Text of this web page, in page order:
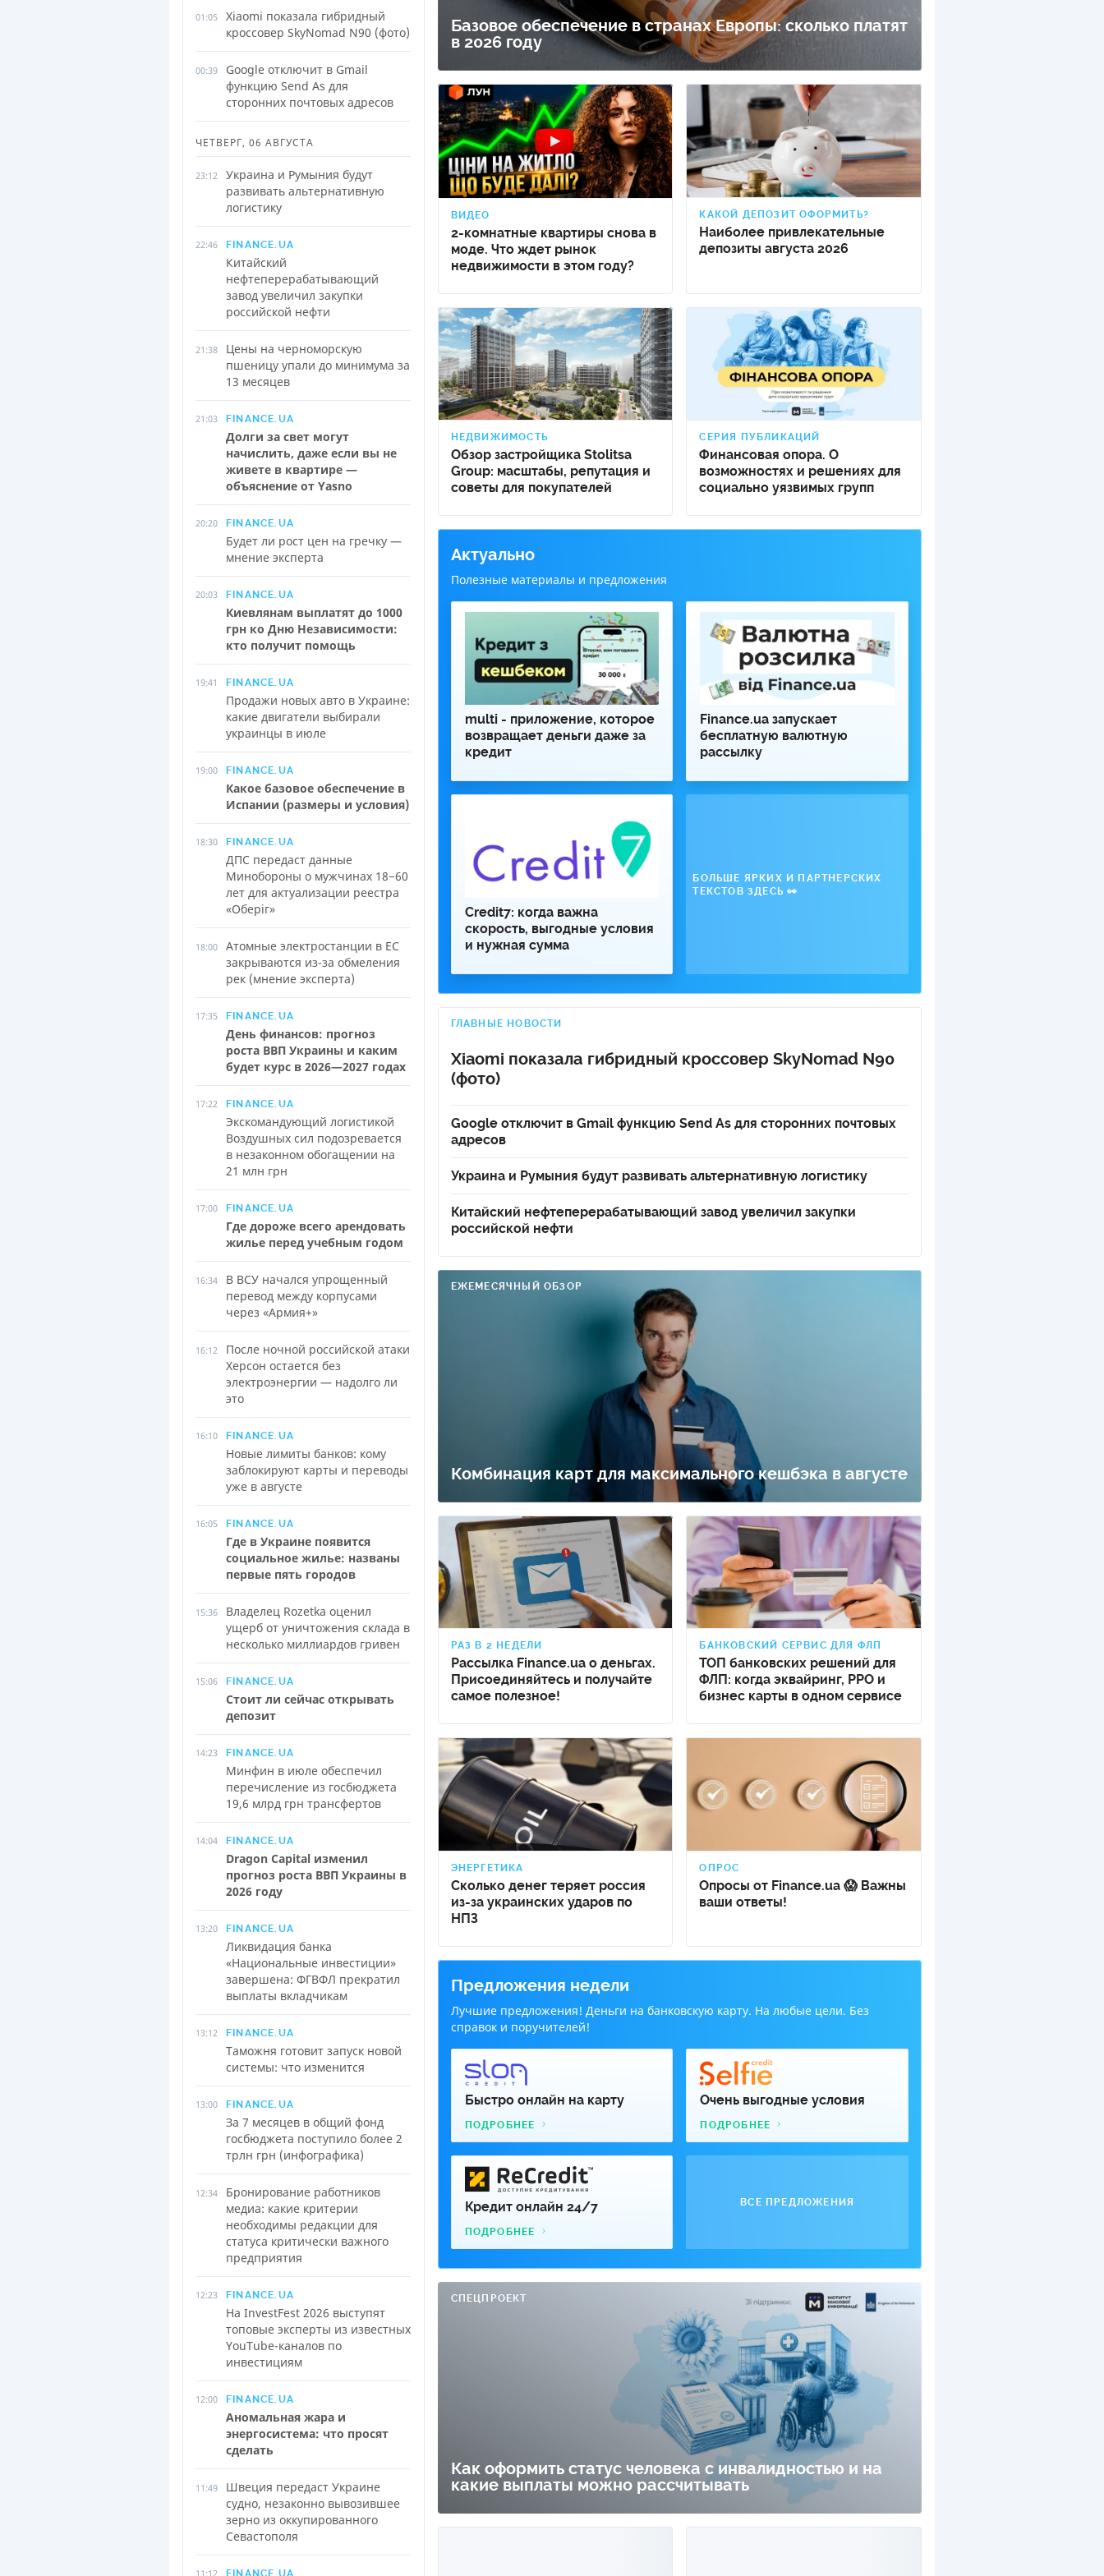
ЕЖЕМЕСЯЧНЫЙ ОБЗОР
КЕШБЭКА
ПУТЕВОДИТЕЛИ ПО
БАНКОВСКИМ КАРТАМ
ПУТЕВОДИТЕЛИ ПО
СТРАХОВАНИЮ
ВСЕ СТРАХОВЫЕ ПОЛИСЫ
СТРАХОВЫЕ КОМПАНИИ
ОТЗЫВЫ О СТРАХОВЫХ
КОМПАНИЯХ
ДОСТАВКА И ОПЛАТА
КОНТАКТЫ
01:05
Xiaomi показала гибридный
кроссовер SkyNomad N90 (фото)
00:39
Google отключит в Gmail
функцию Send As для
сторонних почтовых адресов
ЧЕТВЕРГ, 06 АВГУСТА
23:12
Украина и Румыния будут
развивать альтернативную
логистику
22:46 FINANCE.UA
Китайский
нефтеперерабатывающий
завод увеличил закупки
российской нефти
21:38
Цены на черноморскую
пшеницу упали до минимума за
13 месяцев
21:03 FINANCE.UA
Долги за свет могут
начислить, даже если вы не
живете в квартире —
объяснение от Yasno
20:20 FINANCE.UA
Будет ли рост цен на гречку —
мнение эксперта
20:03 FINANCE.UA
Киевлянам выплатят до 1000
грн ко Дню Независимости:
кто получит помощь
19:41 FINANCE.UA
Продажи новых авто в Украине:
какие двигатели выбирали
украинцы в июле
19:00 FINANCE.UA
Какое базовое обеспечение в
Испании (размеры и условия)
18:30 FINANCE.UA
ДПС передаст данные
Минобороны о мужчинах 18−60
лет для актуализации реестра
«Оберіг»
18:00
Атомные электростанции в ЕС
закрываются из-за обмеления
рек (мнение эксперта)
17:35 FINANCE.UA
День финансов: прогноз
роста ВВП Украины и каким
будет курс в 2026—2027 годах
17:22 FINANCE.UA
Экскомандующий логистикой
Воздушных сил подозревается
в незаконном обогащении на
21 млн грн
17:00 FINANCE.UA
Где дороже всего арендовать
жилье перед учебным годом
16:34
В ВСУ начался упрощенный
перевод между корпусами
через «Армия+»
16:12
После ночной российской атаки
Херсон остается без
электроэнергии — надолго ли
это
16:10 FINANCE.UA
Новые лимиты банков: кому
заблокируют карты и переводы
уже в августе
16:05 FINANCE.UA
Где в Украине появится
социальное жилье: названы
первые пять городов
15:36
Владелец Rozetka оценил
ущерб от уничтожения склада в
несколько миллиардов гривен
15:06 FINANCE.UA
Стоит ли сейчас открывать
депозит
14:23 FINANCE.UA
Минфин в июле обеспечил
перечисление из госбюджета
19,6 млрд грн трансфертов
14:04 FINANCE.UA
Dragon Capital изменил
прогноз роста ВВП Украины в
2026 году
13:20 FINANCE.UA
Ликвидация банка
«Национальные инвестиции»
завершена: ФГВФЛ прекратил
выплаты вкладчикам
13:12 FINANCE.UA
Таможня готовит запуск новой
системы: что изменится
13:00 FINANCE.UA
За 7 месяцев в общий фонд
госбюджета поступило более 2
трлн грн (инфографика)
12:34
Бронирование работников
медиа: какие критерии
необходимы редакции для
статуса критически важного
предприятия
12:23 FINANCE.UA
На InvestFest 2026 выступят
топовые эксперты из известных
YouTube-каналов по
инвестициям
12:00 FINANCE.UA
Аномальная жара и
энергосистема: что просят
сделать
11:49
Швеция передаст Украине
судно, незаконно вывозившее
зерно из оккупированного
Севастополя
11:12 FINANCE.UA
Базовое обеспечение в странах Европы: сколько платят
в 2026 году
ВИДЕО
2-комнатные квартиры снова в
моде. Что ждет рынок
недвижимости в этом году?
КАКОЙ ДЕПОЗИТ ОФОРМИТЬ?
Наиболее привлекательные
депозиты августа 2026
НЕДВИЖИМОСТЬ
Обзор застройщика Stolitsa
Group: масштабы, репутация и
советы для покупателей
СЕРИЯ ПУБЛИКАЦИЙ
Финансовая опора. О
возможностях и решениях для
социально уязвимых групп
Актуально
Полезные материалы и предложения
multi - приложение, которое
возвращает деньги даже за
кредит
Finance.ua запускает
бесплатную валютную
рассылку
Credit7: когда важна
скорость, выгодные условия
и нужная сумма
БОЛЬШЕ ЯРКИХ И ПАРТНЕРСКИХ
ТЕКСТОВ ЗДЕСЬ 👀
ГЛАВНЫЕ НОВОСТИ
Xiaomi показала гибридный кроссовер SkyNomad N90
(фото)
Google отключит в Gmail функцию Send As для сторонних почтовых
адресов
Украина и Румыния будут развивать альтернативную логистику
Китайский нефтеперерабатывающий завод увеличил закупки
российской нефти
ЕЖЕМЕСЯЧНЫЙ ОБЗОР
Комбинация карт для максимального кешбэка в августе
РАЗ В 2 НЕДЕЛИ
Рассылка Finance.ua о деньгах.
Присоединяйтесь и получайте
самое полезное!
БАНКОВСКИЙ СЕРВИС ДЛЯ ФЛП
ТОП банковских решений для
ФЛП: когда эквайринг, РРО и
бизнес карты в одном сервисе
ЭНЕРГЕТИКА
Сколько денег теряет россия
из-за украинских ударов по
НПЗ
ОПРОС
Опросы от Finance.ua 😱 Важны
ваши ответы!
Предложения недели
Лучшие предложения! Деньги на банковскую карту. На любые цели. Без
справок и поручителей!
Быстро онлайн на карту
ПОДРОБНЕЕ
Очень выгодные условия
ПОДРОБНЕЕ
Кредит онлайн 24/7
ПОДРОБНЕЕ
ВСЕ ПРЕДЛОЖЕНИЯ
СПЕЦПРОЕКТ
Как оформить статус человека с инвалидностью и на
какие выплаты можно рассчитывать